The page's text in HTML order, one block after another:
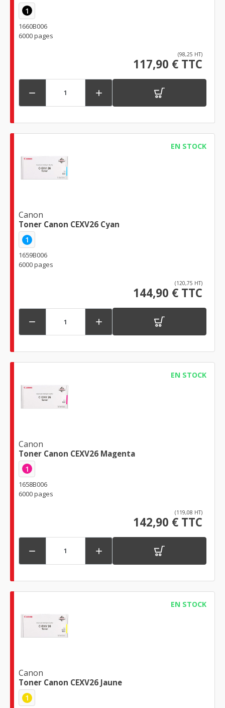
1
1660B006
6000 pages
(98,25 HT)
117,90 € TTC
 
EN STOCK
Canon
Toner Canon CEXV26 Cyan
1
1659B006
6000 pages
(120,75 HT)
144,90 € TTC
 
EN STOCK
Canon
Toner Canon CEXV26 Magenta
1
1658B006
6000 pages
(119,08 HT)
142,90 € TTC
 
EN STOCK
Canon
Toner Canon CEXV26 Jaune
1